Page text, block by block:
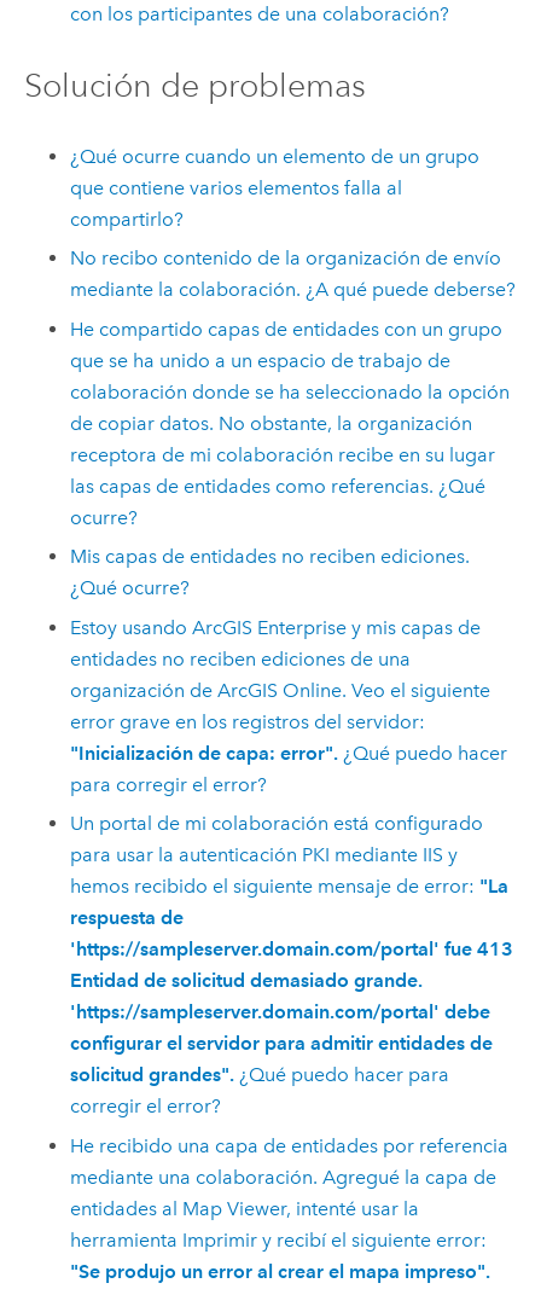
con los participantes de una colaboración?
Solución de problemas
¿Qué ocurre cuando un elemento de un grupo
que contiene varios elementos falla al
compartirlo?
No recibo contenido de la organización de envío
mediante la colaboración. ¿A qué puede deberse?
He compartido capas de entidades con un grupo
que se ha unido a un espacio de trabajo de
colaboración donde se ha seleccionado la opción
de copiar datos. No obstante, la organización
receptora de mi colaboración recibe en su lugar
las capas de entidades como referencias. ¿Qué
ocurre?
Mis capas de entidades no reciben ediciones.
¿Qué ocurre?
Estoy usandoArcGIS Enterprise y mis capas de
entidades no reciben ediciones de una
organización deArcGIS Online. Veo el siguiente
error grave en los registros del servidor:
"Inicialización de capa: error". ¿Qué puedo hacer
para corregir el error?
Un portal de mi colaboración está configurado
para usar la autenticación PKI mediante IIS y
hemos recibido el siguiente mensaje de error: "La
respuesta de
'https://sampleserver.domain.com/portal' fue 413
Entidad de solicitud demasiado grande.
'https://sampleserver.domain.com/portal' debe
configurar el servidor para admitir entidades de
solicitud grandes". ¿Qué puedo hacer para
corregir el error?
He recibido una capa de entidades por referencia
mediante una colaboración. Agregué la capa de
entidades al Map Viewer, intenté usar la
herramienta Imprimir y recibí el siguiente error:
"Se produjo un error al crear el mapa impreso".